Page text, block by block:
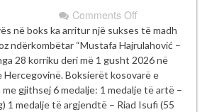
Comments Offon
Kosova
shkëlqen
në
Turneun
Ndërkombëtar
të
në boks ka arritur një sukses të madh
ndërkombëtar “Mustafa Hajrulahović –
28 korriku deri më 1 gusht 2026 në
Hercegovinë. Boksierët kosovarë e
gjithsej 6 medalje: 1 medalje të artë –
1 medalje të argjendtë – Riad Isufi (55